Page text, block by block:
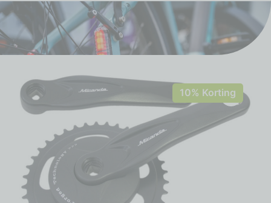
10% Korting